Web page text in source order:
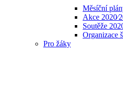
Měsíční
Akce
Soutěže
Organizace
Pro žáky